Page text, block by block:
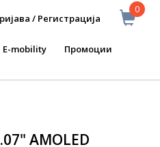
0
/ Регистрација
E-mobility Промоции
AMOLED